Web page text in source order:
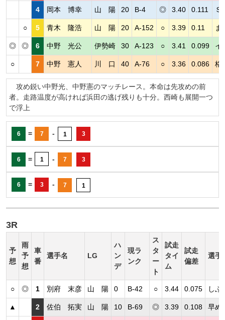
4 岡本 博幸 山 陽 20 B-4 ◎ 3.40 0.111 Ｓ
○ 5 青木 隆浩 山 陽 20 A-152 ○ 3.39 0.11 ま
◎ ◎ 6 中野 光公 伊勢崎 30 A-123 ○ 3.41 0.099 イ
○ 7 中野 憲人 川 口 40 A-76 ○ 3.36 0.086 格
攻め鋭い中野光、中野憲のマッチレース。本命は先攻めの前
者。走路温度が高ければ浜田の逃げ残りも十分。西崎も展開一つ
で浮上
6 = 7 - 1 3
6 = 1 - 7 3
6 = 3 - 7 1
3R
予
想
雨
予
想
車
番
選手名 LG
ハ
ン
デ
現ラ
ンク
ス
タ
ー
ト
試走
タイ
ム
試走
偏差
選手
○ ◎ 1 別府 末彦 山 陽 0 B-42 ○ 3.44 0.075 しぶ
▲ 2 佐伯 拓実 山 陽 10 B-69 ◎ 3.39 0.108 早め